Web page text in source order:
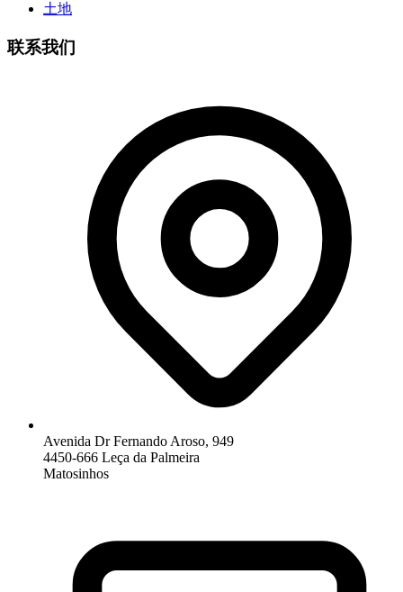
土地
联系我们
Avenida Dr Fernando Aroso, 949
4450-666 Leça da Palmeira
Matosinhos